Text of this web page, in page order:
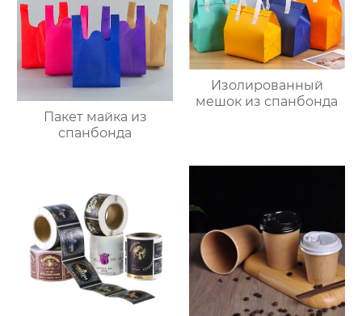
Пакет майка из
спанбонда
Изолированный
мешок из спанбонда